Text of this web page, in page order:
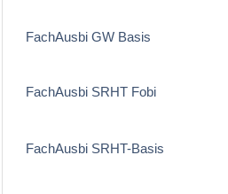
FachAusbi GW Basis
FachAusbi SRHT Fobi
FachAusbi SRHT-Basis